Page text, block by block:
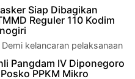
Babinsa D…
Siap Dibagikan
Reguler 110 Kodim
kelancaran pelaksanaan
ke-110 Kodim
di Dusun Gemaw…
Pangdam IV Diponegoro
PPKM Mikro